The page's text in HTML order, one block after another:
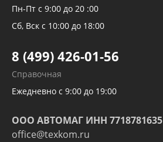
Рукавов компрессоров и турбин
Трубок кондиционеров
Развертка пайка медных стальных
алюминиевых трубок и штуцеров
Пн-Пт с 9:00 до 20 :00
Сб, Вск с 10:00 до 18:00
8 (499) 426-01-56
Справочная
Ежедневно с 9:00 до 19:00
ООО АВТОМАГ ИНН 7718781635
office@texkom.ru